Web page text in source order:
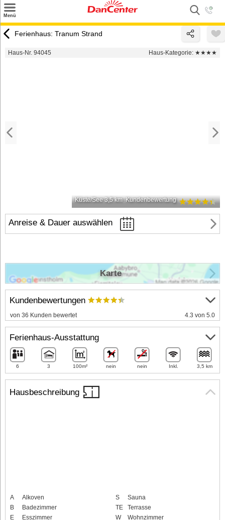
Menü
Urlaubsziele
Ferienhaus: Tranum Strand
Haus-Nr. 94045 Haus-Kategorie: ★★★★
Küste/See 3,5 km Kundenbewertung
Anreise & Dauer auswählen
Hausbeschreibung
A
Alkoven
B
Badezimmer
E
Esszimmer
S
Sauna
TE
Terrasse
W
Wohnzimmer
Kundenbewertungen
von 36 Kunden bewertet 4.3 von 5.0
Ferienhaus-Ausstattung
6 3 100m² nein nein Inkl. 3,5 km
Karte